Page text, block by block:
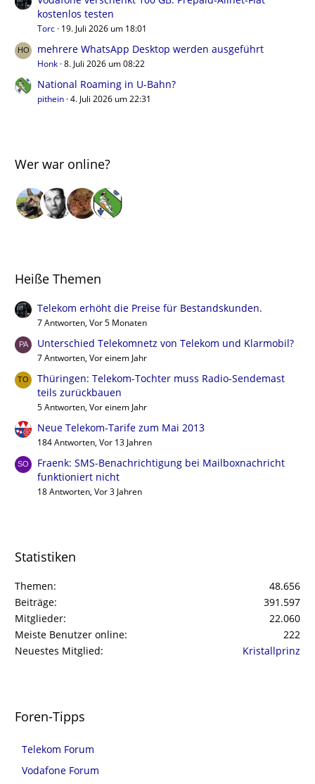
kostenlos testen
Torc 19. Juli 2026 um 18:01
mehrere WhatsApp Desktop werden ausgeführt
Honk 8. Juli 2026 um 08:22
National Roaming in U-Bahn?
pithein 4. Juli 2026 um 22:31
Wer war online?
Heiße Themen
Telekom erhöht die Preise für Bestandskunden.
7 Antworten, Vor 5 Monaten
Unterschied Telekomnetz von Telekom und Klarmobil?
7 Antworten, Vor einem Jahr
Thüringen: Telekom-Tochter muss Radio-Sendemast
teils zurückbauen
5 Antworten, Vor einem Jahr
Neue Telekom-Tarife zum Mai 2013
184 Antworten, Vor 13 Jahren
Fraenk: SMS-Benachrichtigung bei Mailboxnachricht
funktioniert nicht
18 Antworten, Vor 3 Jahren
Statistiken
Themen
48.656
Beiträge
391.597
Mitglieder
22.060
Meiste Benutzer online
222
Neuestes Mitglied
Kristallprinz
Foren-Tipps
Telekom Forum
Vodafone Forum